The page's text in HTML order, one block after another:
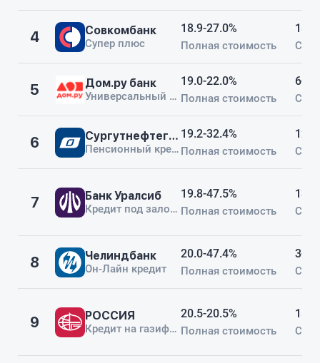
4 Совкомбанк
Супер плюс
18.9-27.0%
Полная стоимость
18-
Срок
5 Дом.ру банк
Универсальный кредит (под залог автомобиля)
19.0-22.0%
Полная стоимость
6-
Срок
6 Сургутнефтегазбанк
Пенсионный кредит
19.2-32.4%
Полная стоимость
12-
Срок
7 Банк Уралсиб
Кредит под залог авто
19.8-47.5%
Полная стоимость
13-
Срок
8 Челиндбанк
Он-Лайн кредит
20.0-47.4%
Полная стоимость
3-
Срок
9 РОССИЯ
Кредит на газификацию РФ
20.5-20.5%
Полная стоимость
18-
Срок